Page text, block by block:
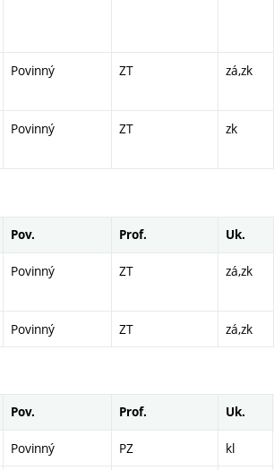
Povinný ZT zá,zk
Povinný ZT zk
Pov. Prof. Uk.
Povinný ZT zá,zk
Povinný ZT zá,zk
Pov. Prof. Uk.
Povinný PZ kl